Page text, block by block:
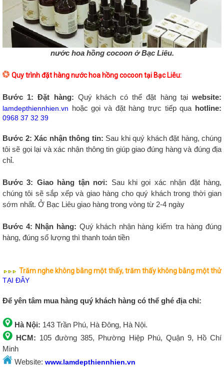
nước hoa hồng cocoon ở Bạc Liêu.
Quy trình đặt hàng nước hoa hồng cocoon tại Bạc Liêu:
Bước 1: Đặt hàng: Quý khách có thể đặt hàng tạiwebsite:
lamdepthiennhien.vn hoặc gọi và đặt hàng trực tiếp qua hotline:
0968 37 32 39
Bước 2: Xác nhận thông tin: Sau khi quý khách đặt hàng, chúng
tôi sẽ gọi lại và xác nhận thông tin giúp giao đúng hàng và đúng địa
chỉ.
Bước 3: Giao hàng tận nơi: Sau khi gọi xác nhận đặt hàng,
chúng tôi sẽ sắp xếp và giao hàng cho quý khách trong thời gian
sớm nhất. Ở Bạc Liêu giao hàng trong vòng từ 2-4 ngày
Bước 4: Nhận hàng: Quý khách nhận hàng kiểm tra hàng đúng
hàng, đúng số lượng thì thanh toán tiền
Trăm nghe không bằng một thấy, trăm thấy không bằng một thử
TẠI ĐÂY
Để yên tâm mua hàng quý khách hàng có thể ghé địa chỉ:
Hà Nội: 143 Trần Phú, Hà Đông, Hà Nội.
HCM: 105 đường 385, Phường Hiệp Phú, Quận 9, Hồ Chí
Minh
Website: www.lamdepthiennhien.vn